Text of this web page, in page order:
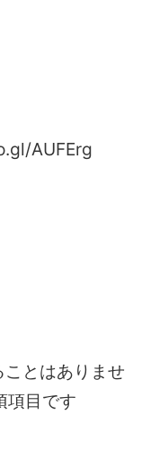
AUFErg
とはありませ
項目です